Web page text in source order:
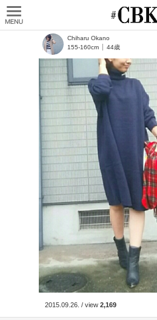
Chiharu Okano
155-160cm
44歳
2015.09.26. / view 2,169